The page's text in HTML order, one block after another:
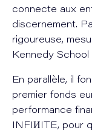
connecte aux
discernement.
rigoureuse,
Kennedy
En parallèle, il
premier fonds
performance
INFIИITE, pour